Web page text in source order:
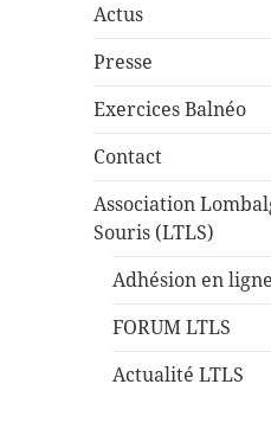
Actus
Presse
Exercices Balnéo
Contact
Association
Souris (LTLS)
Adhésion en
FORUM LTLS
Actualité LTLS